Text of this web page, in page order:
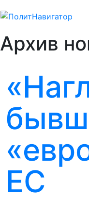
Архив
ЕС